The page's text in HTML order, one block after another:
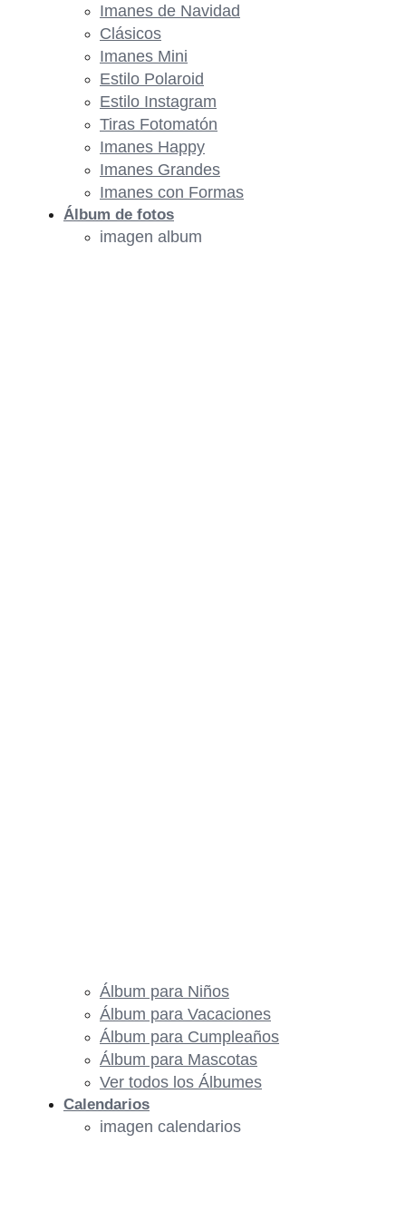
Imanes de Navidad
Clásicos
Imanes Mini
Estilo Polaroid
Estilo Instagram
Tiras Fotomatón
Imanes Happy
Imanes Grandes
Imanes con Formas
Álbum de fotos
imagen album
Álbum para Niños
Álbum para Vacaciones
Álbum para Cumpleaños
Álbum para Mascotas
Ver todos los Álbumes
Calendarios
imagen calendarios